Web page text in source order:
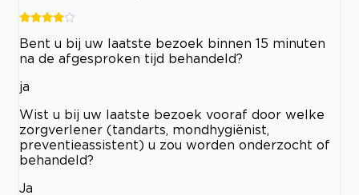
Bent u bij uw laatste bezoek binnen 15 minuten
na de afgesproken tijd behandeld?
ja
Wist u bij uw laatste bezoek vooraf door welke
zorgverlener (tandarts, mondhygiënist,
preventieassistent) u zou worden onderzocht of
behandeld?
Ja